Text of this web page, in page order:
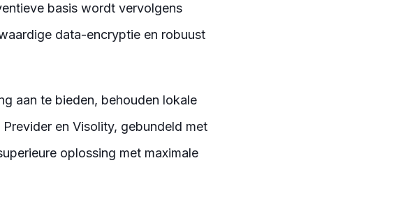
basis wordt vervolgens
data-encryptie en robuust
aan te bieden, behouden lokale
en Visolity, gebundeld met
oplossing met maximale